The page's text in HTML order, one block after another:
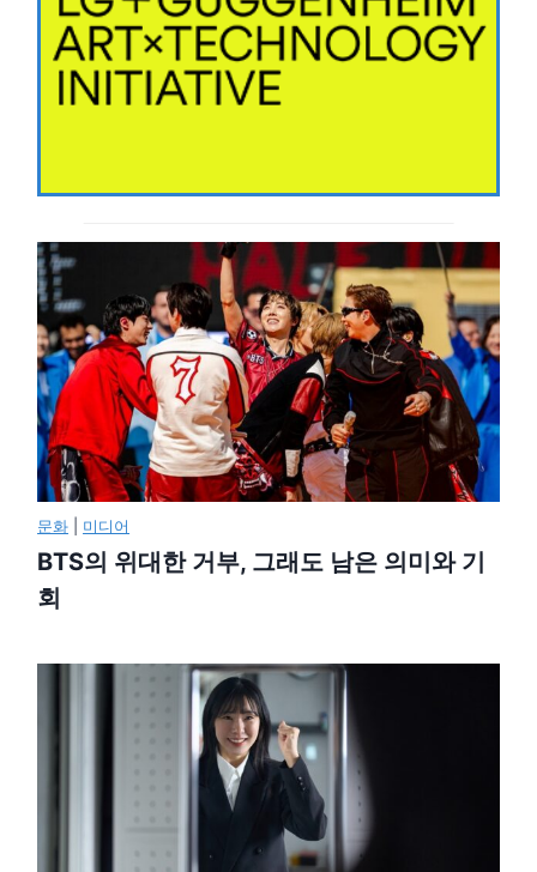
문화 미디어
BTS의 위대한 거부, 그래도 남은 의미와 기
회